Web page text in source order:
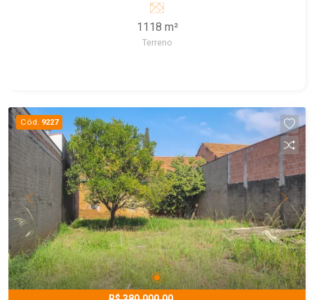
1118 m²
Terreno
Cód. 9227